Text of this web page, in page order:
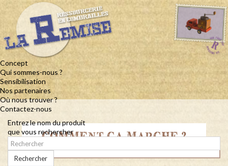
Concept
Qui sommes-nous ?
Sensibilisation
Nos partenaires
Où nous trouver ?
Contactez-nous
Entrez le nom du produit
que vous rechercher
Rechercher
COMMENT ÇA MARCHE ?